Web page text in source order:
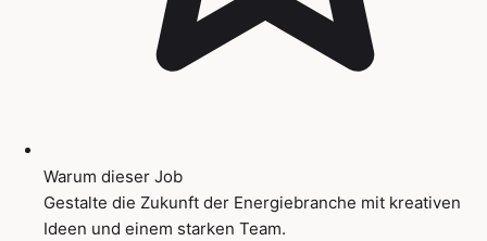
Warum dieser Job
Gestalte die Zukunft der Energiebranche mit kreativen
Ideen und einem starken Team.